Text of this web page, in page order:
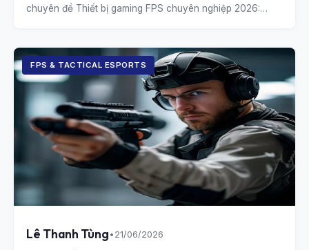
chuyên đề Thiết bị gaming FPS chuyên nghiệp 2026:
FPS & TACTICAL ESPORTS
Lê Thanh Tùng • 21/06/2026